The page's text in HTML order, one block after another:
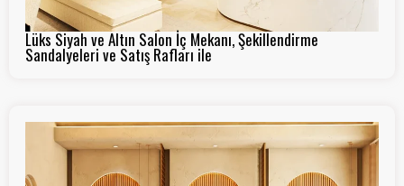
Lüks Siyah ve Altın Salon İç Mekanı, Şekillendirme
Sandalyeleri ve Satış Rafları ile